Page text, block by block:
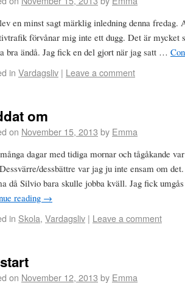
en minst sagt märklig inledning denna
förvånar mig inte ett dugg. Det är mycket
bra ändå. Jag fick en del gjort när jag satt …
in Vardagsliv | Leave a comment
om
on November 15, 2013 by Emma
dagar med tidiga mornar och tågåkande
dessbättre var jag ju inte ensam om
då Silvio bara skulle jobba kväll. Jag fick
reading →
in Skola, Vardagsliv | Leave a comment
on November 12, 2013 by Emma